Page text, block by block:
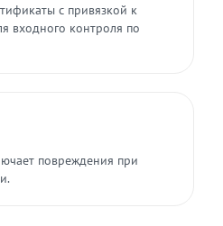
с привязкой к
входного контроля по
повреждения при